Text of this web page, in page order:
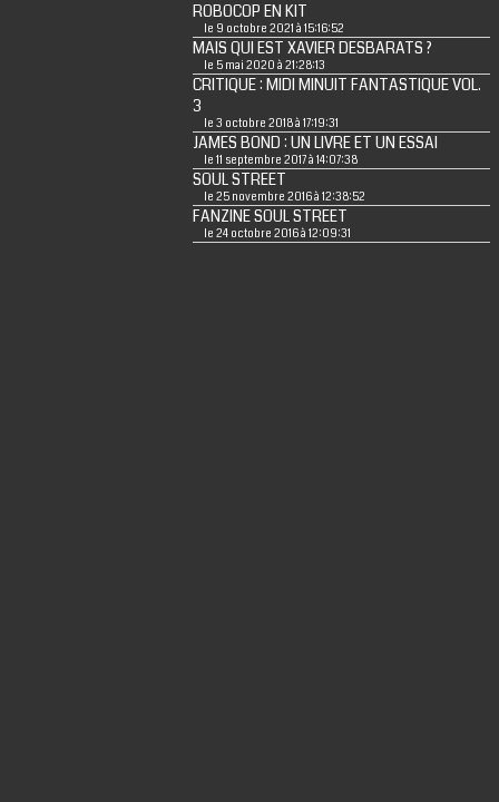
ROBOCOP EN KIT
le 9 octobre 2021 à 15:16:52
MAIS QUI EST XAVIER DESBARATS ?
le 5 mai 2020 à 21:28:13
CRITIQUE : MIDI MINUIT FANTASTIQUE VOL.
3
le 3 octobre 2018 à 17:19:31
JAMES BOND : UN LIVRE ET UN ESSAI
le 11 septembre 2017 à 14:07:38
SOUL STREET
le 25 novembre 2016 à 12:38:52
FANZINE SOUL STREET
le 24 octobre 2016 à 12:09:31